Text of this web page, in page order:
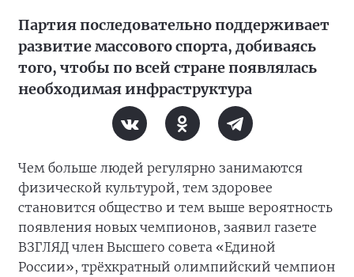
Партия последовательно поддерживает
развитие массового спорта, добиваясь
того, чтобы по всей стране появлялась
необходимая инфраструктура
Чем больше людей регулярно занимаются
физической культурой, тем здоровее
становится общество и тем выше вероятность
появления новых чемпионов, заявил газете
ВЗГЛЯД член Высшего совета «Единой
России», трёхкратный олимпийский чемпион